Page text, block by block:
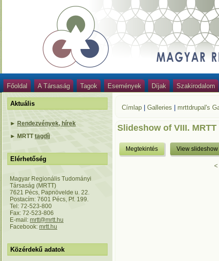
Főoldal A Társaság Tagok Események Díjak Szakirodalom
Aktuális
► Rendezvények, hírek
► MRTTtagdíj
Elérhetőség
Magyar Regionális Tudományi
Társaság (MRTT)
7621 Pécs, Papnövelde u. 22.
Postacím: 7601 Pécs, Pf. 199.
Tel: 72-523-800
Fax: 72-523-806
E-mail: mrtt@mrtt.hu
Facebook: mrtt.hu
Közérdekű adatok
Címlap |Galleries mrttdrupal's
Slideshow of VIII.
Megtekintés View slideshow